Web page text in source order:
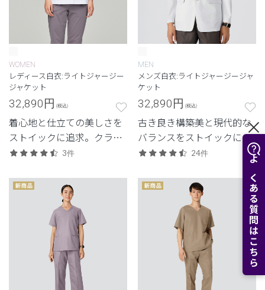
よくある質問はこちら
WOMEN
レディース白衣:ライトジャージー
ジャケット
32,890円 (税込)
着心地と仕立ての美しさを
ストイックに追求。クラシ
コしか生み出せない、新素
3件
MEN
メンズ白衣:ライトジャージージャ
ケット
32,890円 (税込)
古き良き構築美と現代的な
バランスをストイックに追
求した、クラシコにしか生
み出せないジャケット。新
素材「ライトジャージー」
シリーズのメンズ白衣。
24件